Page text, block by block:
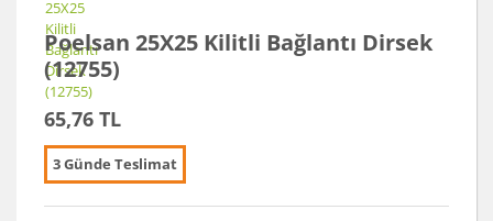
Poelsan 25X25 Kilitli Bağlantı Dirsek
(12755)
65,76 TL
3 Günde Teslimat